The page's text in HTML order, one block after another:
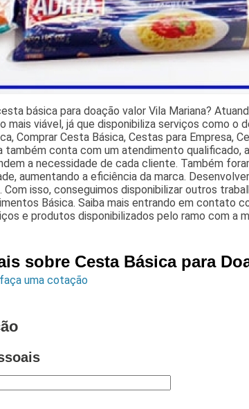
básica para doação valor Vila Mariana?
mais viável, já que disponibiliza serviços como o
Comprar Cesta Básica, Cestas para Empresa,
também conta com um atendimento qualificado,
a necessidade de cada cliente. Também
aumentando a eficiência da marca.
isso, conseguimos disponibilizar outros
Básica. Saiba mais entrando em contato
e produtos disponibilizados pelo ramo com a
sobre Cesta Básica para
faça uma cotação